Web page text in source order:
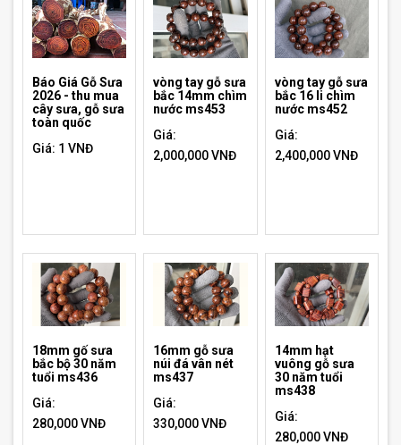
Báo Giá Gỗ Sưa
2026 - thu mua
cây sưa, gỗ sưa
toàn quốc
Giá: 1 VNĐ
vòng tay gỗ sưa
bắc 14mm chìm
nước ms453
Giá:
2,000,000 VNĐ
vòng tay gỗ sưa
bắc 16 li chìm
nước ms452
Giá:
2,400,000 VNĐ
18mm gố sưa
bắc bộ 30 năm
tuổi ms436
Giá:
280,000 VNĐ
16mm gỗ sưa
núi đá vân nét
ms437
Giá:
330,000 VNĐ
14mm hạt
vuông gỗ sưa
30 năm tuổi
ms438
Giá:
280,000 VNĐ